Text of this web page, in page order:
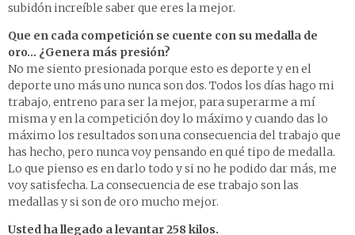
subidón increíble saber que eres la mejor.
Que en cada competición se cuente con su medalla de
oro… ¿Genera más presión?
No me siento presionada porque esto es deporte y en el
deporte uno más uno nunca son dos. Todos los días hago mi
trabajo, entreno para ser la mejor, para superarme a mí
misma y en la competición doy lo máximo y cuando das lo
máximo los resultados son una consecuencia del trabajo que
has hecho, pero nunca voy pensando en qué tipo de medalla.
Lo que pienso es en darlo todo y si no he podido dar más, me
voy satisfecha. La consecuencia de ese trabajo son las
medallas y si son de oro mucho mejor.
Usted ha llegado a levantar 258 kilos.